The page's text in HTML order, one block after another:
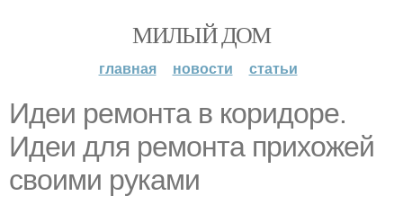
МИЛЫЙ ДОМ
главная новости статьи
Идеи ремонта в коридоре.
Идеи для ремонта прихожей
своими руками